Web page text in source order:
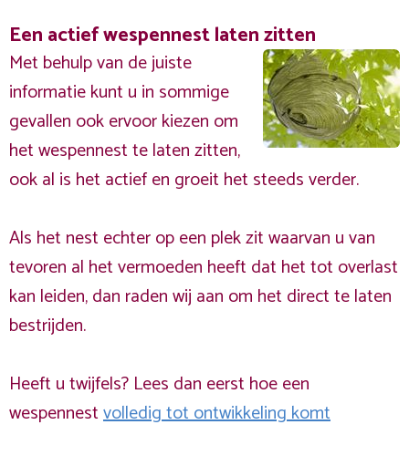
Een actief wespennest laten zitten
Met behulp van de juiste
informatie kunt u in sommige
gevallen ook ervoor kiezen om
het wespennest te laten zitten,
ook al is het actief en groeit het steeds verder.
Als het nest echter op een plek zit waarvan u van
tevoren al het vermoeden heeft dat het tot overlast
kan leiden, dan raden wij aan om het direct te laten
bestrijden.
Heeft u twijfels? Lees dan eerst hoe een
wespennestvolledig tot ontwikkeling komt